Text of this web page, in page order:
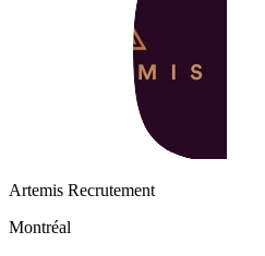
Artemis Recrutement
Montréal